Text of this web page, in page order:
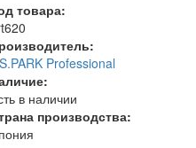
товара:
Professional
в наличии
производства: